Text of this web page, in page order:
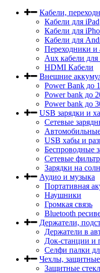
Кабели,
Кабели для iPad
Кабели для
Кабели для
Переходники и
Aux кабели для
HDMI Кабели
Внешние
Power Bank до
Power bank до
Power bank до
USB зарядки и
Сетевые
USB хабы и
Беспроводные
Сетевые
Зарядки на
Аудио и музыка
Портативная
Наушники
Громкая связь
Bluetooth
Держатели,
Держатели в
Док-станции и
Селфи палки
Чехлы, защитные
Защитные